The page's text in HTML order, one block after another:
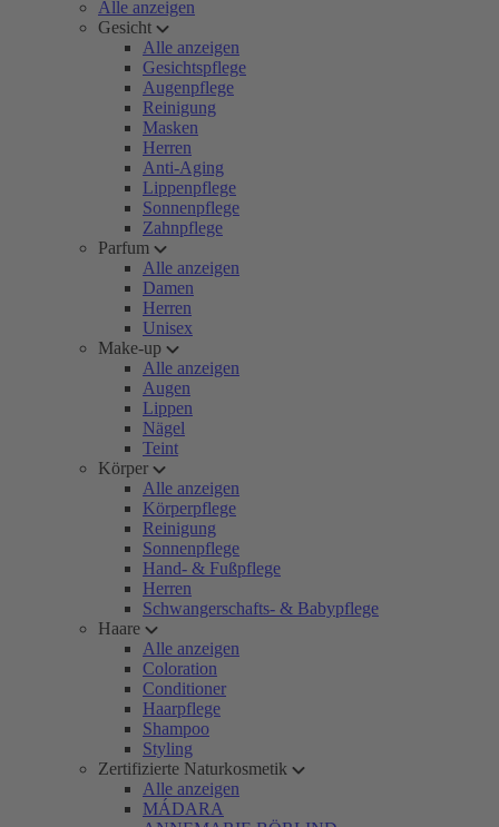
Alle anzeigen
Gesicht
Alle anzeigen
Gesichtspflege
Augenpflege
Reinigung
Masken
Herren
Anti-Aging
Lippenpflege
Sonnenpflege
Zahnpflege
Parfum
Alle anzeigen
Damen
Herren
Unisex
Make-up
Alle anzeigen
Augen
Lippen
Nägel
Teint
Körper
Alle anzeigen
Körperpflege
Reinigung
Sonnenpflege
Hand- & Fußpflege
Herren
Schwangerschafts- & Babypflege
Haare
Alle anzeigen
Coloration
Conditioner
Haarpflege
Shampoo
Styling
Zertifizierte Naturkosmetik
Alle anzeigen
MÁDARA